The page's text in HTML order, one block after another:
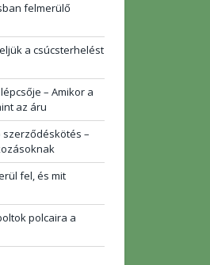
felmerülő
a csúcsterhelést
– Amikor a
az áru
–
fel, és mit
polcaira a